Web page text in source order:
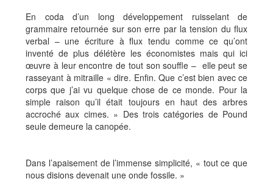
En coda d’un long développement ruisselant de
grammaire retournée sur son erre par la tension du flux
verbal – une écriture à flux tendu comme ce qu’ont
inventé de plus délétère les économistes mais qui ici
œuvre à leur encontre de tout son souffle – elle peut se
rasseyant à mitraille « dire. Enfin. Que c’est bien avec ce
corps que j’ai vu quelque chose de ce monde. Pour la
simple raison qu’il était toujours en haut des arbres
accroché aux cimes. » Des trois catégories de Pound
seule demeure la canopée.
Dans l’apaisement de l’immense simplicité, « tout ce que
nous disions devenait une onde fossile. »